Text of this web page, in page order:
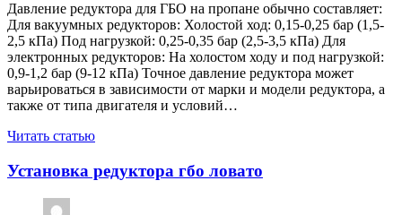
Давление редуктора для ГБО на пропане обычно составляет:
Для вакуумных редукторов: Холостой ход: 0,15-0,25 бар (1,5-
2,5 кПа) Под нагрузкой: 0,25-0,35 бар (2,5-3,5 кПа) Для
электронных редукторов: На холостом ходу и под нагрузкой:
0,9-1,2 бар (9-12 кПа) Точное давление редуктора может
варьироваться в зависимости от марки и модели редуктора, а
также от типа двигателя и условий…
Читать статью
Установка редуктора гбо ловато